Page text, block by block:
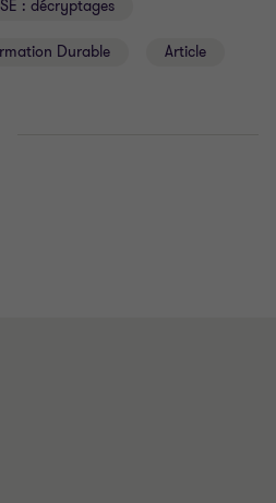
: décryptages
Durable Article